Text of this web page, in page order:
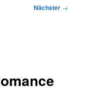
Nächster →